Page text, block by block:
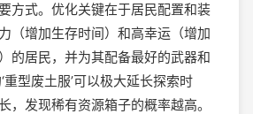
方式。优化关键在于居民配置和装
（增加生存时间）和高幸运（增加
的居民，并为其配备最好的武器和
型废土服’可以极大延长探索时
，发现稀有资源箱子的概率越高。